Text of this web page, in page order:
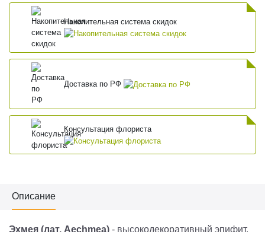
Накопительная система скидок
Доставка по РФ
Консультация флориста
Описание
Эхмея (лат. Aechmea) - высокодекоративный эпифит,